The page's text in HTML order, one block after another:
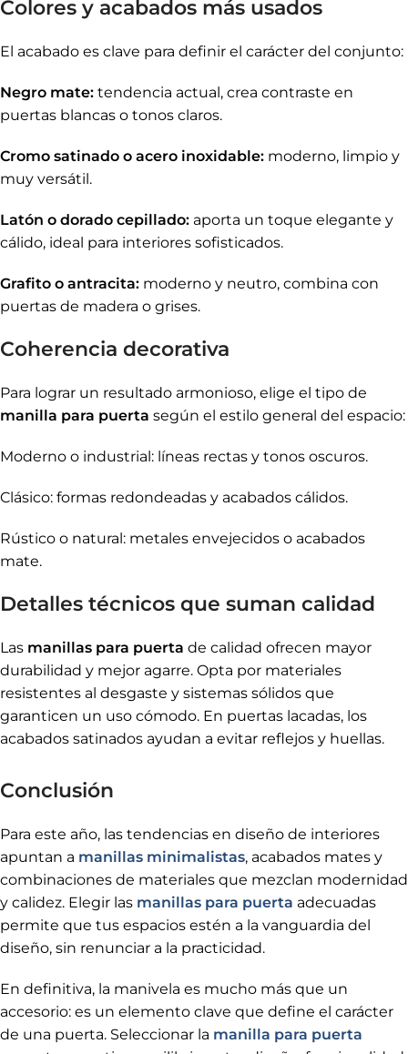
Colores y acabados más usados
El acabado es clave para definir el carácter del conjunto:
Negro mate: tendencia actual, crea contraste en
puertas blancas o tonos claros.
Cromo satinado o acero inoxidable: moderno, limpio y
muy versátil.
Latón o dorado cepillado: aporta un toque elegante y
cálido, ideal para interiores sofisticados.
Grafito o antracita: moderno y neutro, combina con
puertas de madera o grises.
Coherencia decorativa
Para lograr un resultado armonioso, elige el tipo de
manilla para puerta según el estilo general del espacio:
Moderno o industrial: líneas rectas y tonos oscuros.
Clásico: formas redondeadas y acabados cálidos.
Rústico o natural: metales envejecidos o acabados
mate.
Detalles técnicos que suman calidad
Las manillas para puerta de calidad ofrecen mayor
durabilidad y mejor agarre. Opta por materiales
resistentes al desgaste y sistemas sólidos que
garanticen un uso cómodo. En puertas lacadas, los
acabados satinados ayudan a evitar reflejos y huellas.
Conclusión
Para este año, las tendencias en diseño de interiores
apuntan a manillas minimalistas, acabados mates y
combinaciones de materiales que mezclan modernidad
y calidez. Elegir las manillas para puerta adecuadas
permite que tus espacios estén a la vanguardia del
diseño, sin renunciar a la practicidad.
En definitiva, la manivela es mucho más que un
accesorio: es un elemento clave que define el carácter
de una puerta. Seleccionar la manilla para puerta